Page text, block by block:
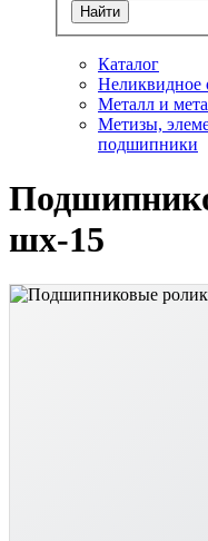
Найти
Каталог
Неликвидное
Металл и
Метизы,
подшипники
шх-15